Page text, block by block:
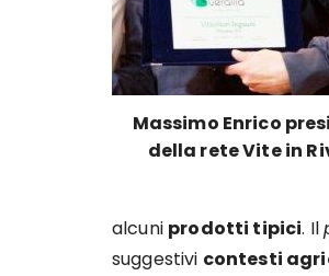
Massimo Enrico
della rete Vite in
alcuni prodotti tipici. Il
suggestivi contesti